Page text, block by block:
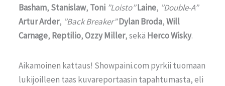
Basham, Stanislaw, Toni ”Loisto”Laine, ”Double-A”
Artur Arder, ”Back Breaker”Dylan Broda,Will
Carnage, Reptilio,Ozzy Miller, sekä Herco Wisky.
Aikamoinen kattaus! Showpaini.com pyrkii tuomaan
lukijoilleen taas kuvareportaasin tapahtumasta, eli